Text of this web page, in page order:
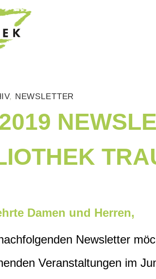
, NEWSLETTER
Damen und Herren,
Newsletter
Veranstaltungen im